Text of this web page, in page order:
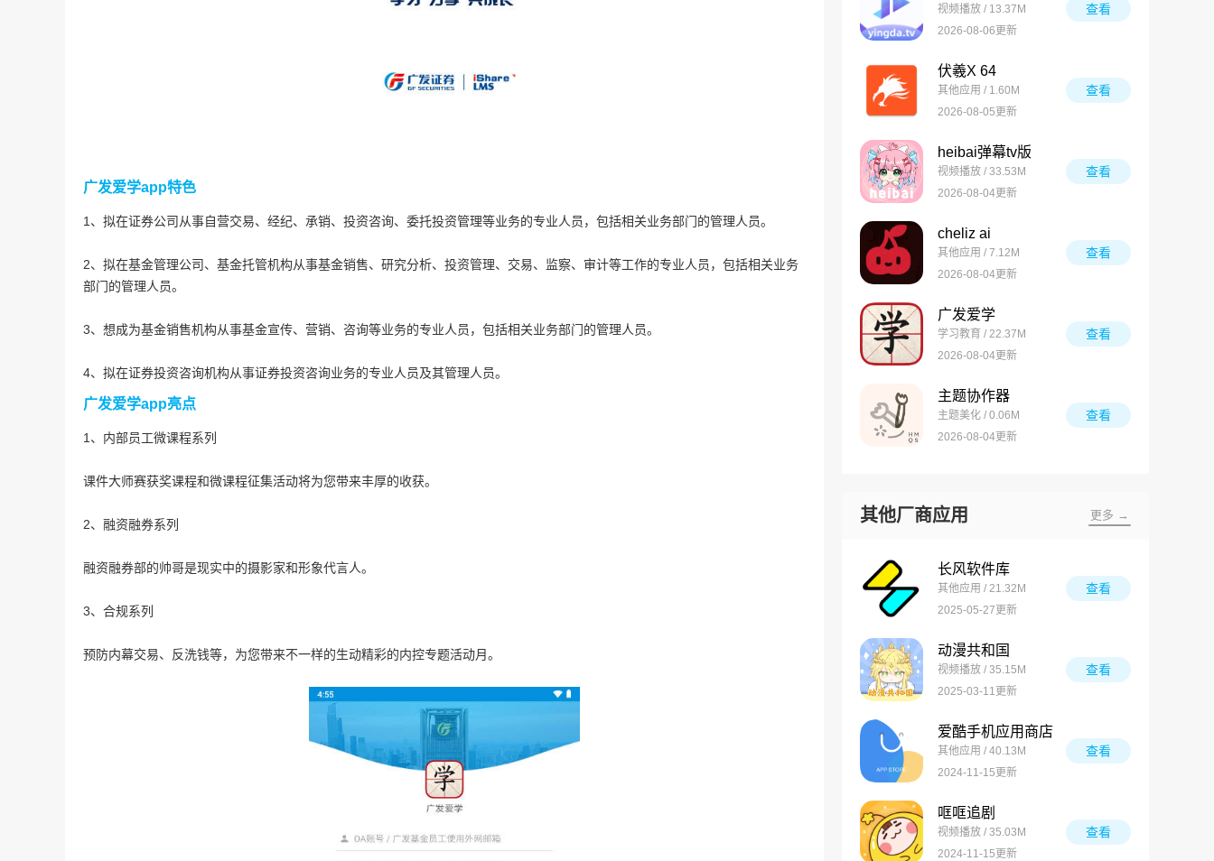
广发爱学app特色
1、拟在证券公司从事自营交易、经纪、承销、投资咨询、委托投资管理等业务的专业人员，包括相关业务部门的管理人员。
2、拟在基金管理公司、基金托管机构从事基金销售、研究分析、投资管理、交易、监察、审计等工作的专业人员，包括相关业务
部门的管理人员。
3、想成为基金销售机构从事基金宣传、营销、咨询等业务的专业人员，包括相关业务部门的管理人员。
4、拟在证券投资咨询机构从事证券投资咨询业务的专业人员及其管理人员。
广发爱学app亮点
1、内部员工微课程系列
课件大师赛获奖课程和微课程征集活动将为您带来丰厚的收获。
2、融资融券系列
融资融券部的帅哥是现实中的摄影家和形象代言人。
3、合规系列
预防内幕交易、反洗钱等，为您带来不一样的生动精彩的内控专题活动月。
视频播放 / 13.37M
2026-08-06更新
查看
伏羲X 64
其他应用 / 1.60M
2026-08-05更新
查看
heibai弹幕tv版
视频播放 / 33.53M
2026-08-04更新
查看
cheliz ai
其他应用 / 7.12M
2026-08-04更新
查看
广发爱学
学习教育 / 22.37M
2026-08-04更新
查看
主题协作器
主题美化 / 0.06M
2026-08-04更新
查看
其他厂商应用 更多 →
长风软件库
其他应用 / 21.32M
2025-05-27更新
查看
动漫共和国
视频播放 / 35.15M
2025-03-11更新
查看
爱酷手机应用商店
其他应用 / 40.13M
2024-11-15更新
查看
哐哐追剧
视频播放 / 35.03M
2024-11-15更新
查看